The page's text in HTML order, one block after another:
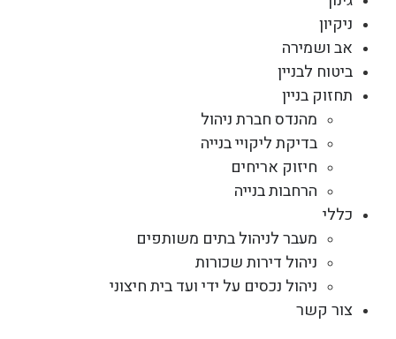
ניקיון
אב ושמירה
ביטוח לבניין
תחזוק בניין
מהנדס חברת ניהול
בדיקת ליקויי בנייה
חיזוק אריחים
הרחבות בנייה
כללי
מעבר לניהול בתים משותפים
ניהול דירות שכורות
ניהול נכסים על ידי ועד בית חיצוני
צור קשר